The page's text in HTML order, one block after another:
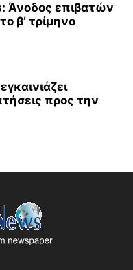
Άνοδος επιβατών
β’ τρίμηνο
προς την